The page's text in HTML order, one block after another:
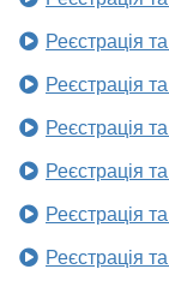
Реєстрація
Реєстрація
Реєстрація
Реєстрація
Реєстрація
Реєстрація